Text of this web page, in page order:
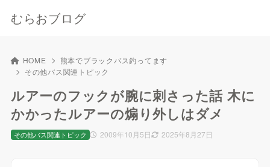
むらおブログ
HOME
熊本でブラックバス釣ってます
その他バス関連トピック
ルアーのフックが腕に刺さった話 木に
かかったルアーの煽り外しはダメ
2009年10月5日 2025年8月27日
その他バス関連トピック